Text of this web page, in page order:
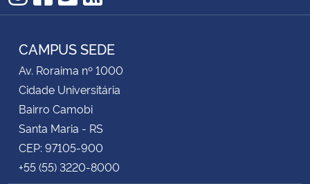
Advocacia-Geral da União
Banco Central do Brasil
Planalto
Instagram
Facebook
Twitter
RSS
CAMPUS SEDE
Av. Roraima nº 1000
Cidade Universitária
Bairro Camobi
Santa Maria - RS
CEP: 97105-900
+55 (55) 3220-8000